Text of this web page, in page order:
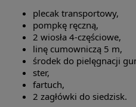
plecak transportowy,
pompkę ręczną,
2 wiosła 4-częściowe,
linę cumowniczą 5 m,
środek do pielęgnacji
ster,
fartuch,
2 zagłówki do siedzisk.